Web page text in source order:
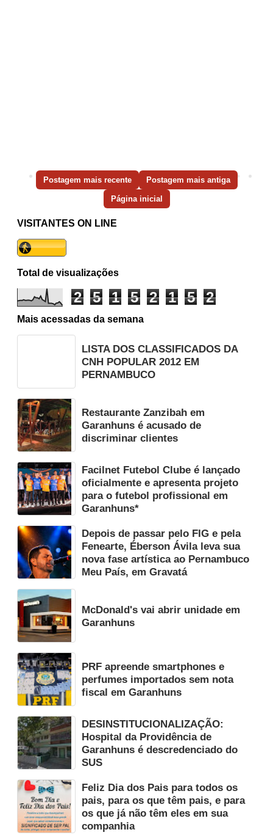
Postagem mais recente Postagem mais antiga
Página inicial
VISITANTES ON LINE
Total de visualizações
2 5 1 5 2 1 5 2
Mais acessadas da semana
LISTA DOS CLASSIFICADOS DA
CNH POPULAR 2012 EM
PERNAMBUCO
Restaurante Zanzibah em
Garanhuns é acusado de
discriminar clientes
Facilnet Futebol Clube é lançado
oficialmente e apresenta projeto
para o futebol profissional em
Garanhuns*
Depois de passar pelo FIG e pela
Fenearte, Éberson Ávila leva sua
nova fase artística ao Pernambuco
Meu País, em Gravatá
McDonald's vai abrir unidade em
Garanhuns
PRF apreende smartphones e
perfumes importados sem nota
fiscal em Garanhuns
DESINSTITUCIONALIZAÇÃO:
Hospital da Providência de
Garanhuns é descredenciado do
SUS
Feliz Dia dos Pais para todos os
pais, para os que têm pais, e para
os que já não têm eles em sua
companhia